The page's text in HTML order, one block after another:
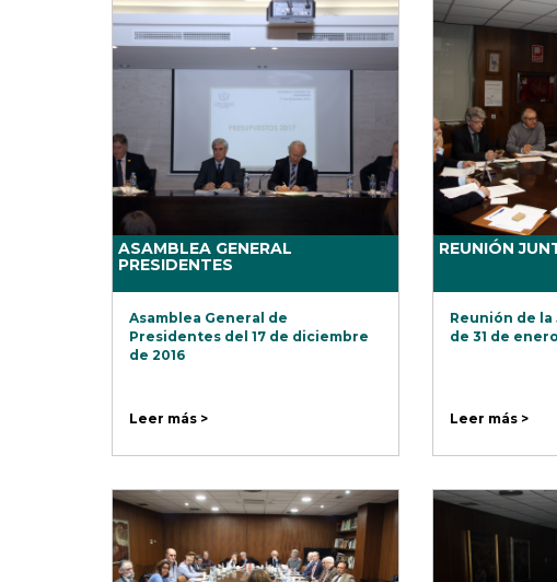
ASAMBLEA GENERAL
PRESIDENTES
Asamblea General de
Presidentes del 17 de diciembre
de 2016
Leer más >
REUNIÓN
Reunión de
de 31 de
Leer más >